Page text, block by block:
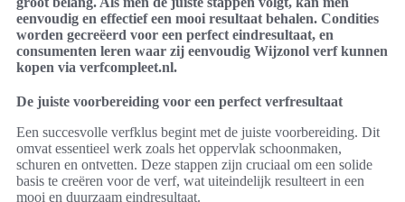
eenvoudig en effectief een mooi resultaat behalen. Condities
worden gecreëerd voor een perfect eindresultaat, en
consumenten leren waar zij eenvoudig Wijzonol verf kunnen
kopen via verfcompleet.nl.
De juiste voorbereiding voor een perfect verfresultaat
Een succesvolle verfklus begint met de juiste voorbereiding. Dit
omvat essentieel werk zoals het oppervlak schoonmaken,
schuren en ontvetten. Deze stappen zijn cruciaal om een solide
basis te creëren voor de verf, wat uiteindelijk resulteert in een
mooi en duurzaam eindresultaat.